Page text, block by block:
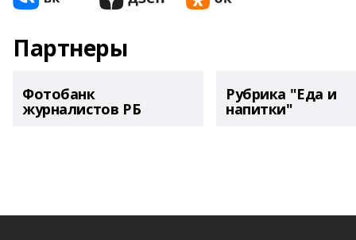
Партнеры
Фотобанк
журналистов РБ
Рубрика "Еда и
напитки"